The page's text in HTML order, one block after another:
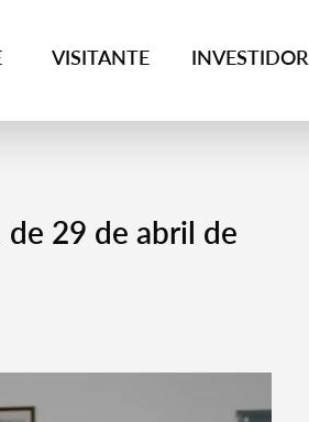
VISITANTE INVESTIDOR
de 29 de abril de